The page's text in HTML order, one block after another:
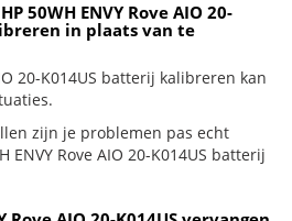
50WH ENVY Rove AIO 20-
in plaats van te
20-K014US batterij kalibreren kan
zijn je problemen pas echt
ENVY Rove AIO 20-K014US batterij